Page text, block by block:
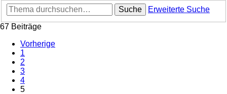
Suche
Erweiterte Suche
67 Beiträge
Vorherige
1
2
3
4
5